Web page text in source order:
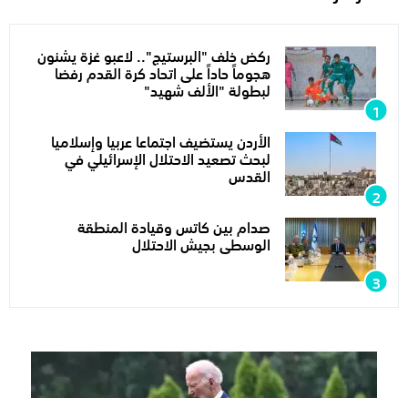
ركض خلف "البرستيج".. لاعبو غزة يشنون
هجوماً حاداً على اتحاد كرة القدم رفضا
لبطولة "الألف شهيد"
الأردن يستضيف اجتماعا عربيا وإسلاميا
لبحث تصعيد الاحتلال الإسرائيلي في
القدس
صدام بين كاتس وقيادة المنطقة
الوسطى بجيش الاحتلال